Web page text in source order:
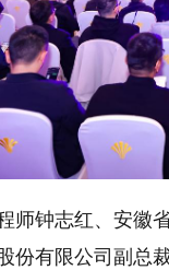
师钟志红、安徽
份有限公司副总